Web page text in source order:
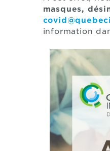
masques,
information